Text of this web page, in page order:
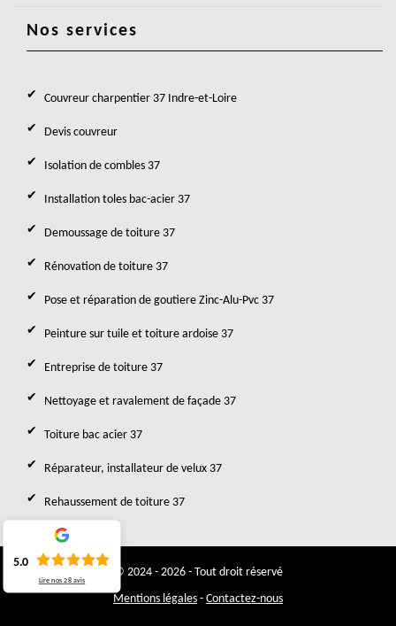
Nos services
Couvreur charpentier 37 Indre-et-Loire
Devis couvreur
Isolation de combles 37
Installation toles bac-acier 37
Demoussage de toiture 37
Rénovation de toiture 37
Pose et réparation de goutiere Zinc-Alu-Pvc 37
Peinture sur tuile et toiture ardoise 37
Entreprise de toiture 37
Nettoyage et ravalement de façade 37
Toiture bac acier 37
Réparateur, installateur de velux 37
Rehaussement de toiture 37
© 2024 - 2026 - Tout droit réservé
Mentions légales - Contactez-nous
5.0
Lire nos28 avis